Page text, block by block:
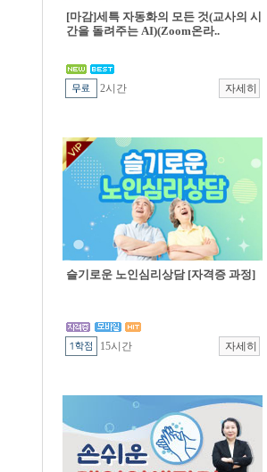
[마감]세특 자동화의 모든 것(교사의 시
간을 돌려주는 AI)(Zoom온라..
2시간
슬기로운 노인심리상담 [자격증 과정]
15시간